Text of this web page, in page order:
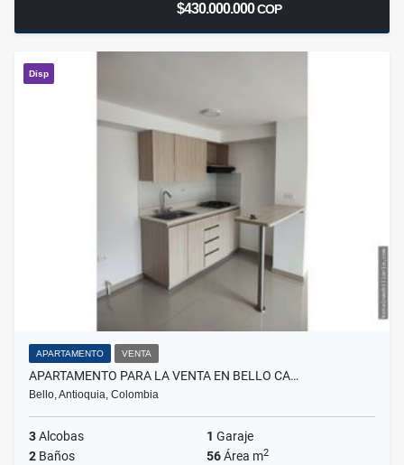
$430.000.000COP
Disp
APARTAMENTO VENTA
APARTAMENTO PARA LA VENTA EN BELLO CA…
Bello, Antioquia, Colombia
3Alcobas 1 Garaje
2 Baños 56Área m2